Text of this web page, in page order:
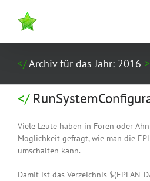
Inhalt
springen
Archiv für das Jahr: 2016
Viele Leute haben in Foren oder
Möglichkeit gefragt, wie man die
umschalten kann.
Damit ist das Verzeichnis